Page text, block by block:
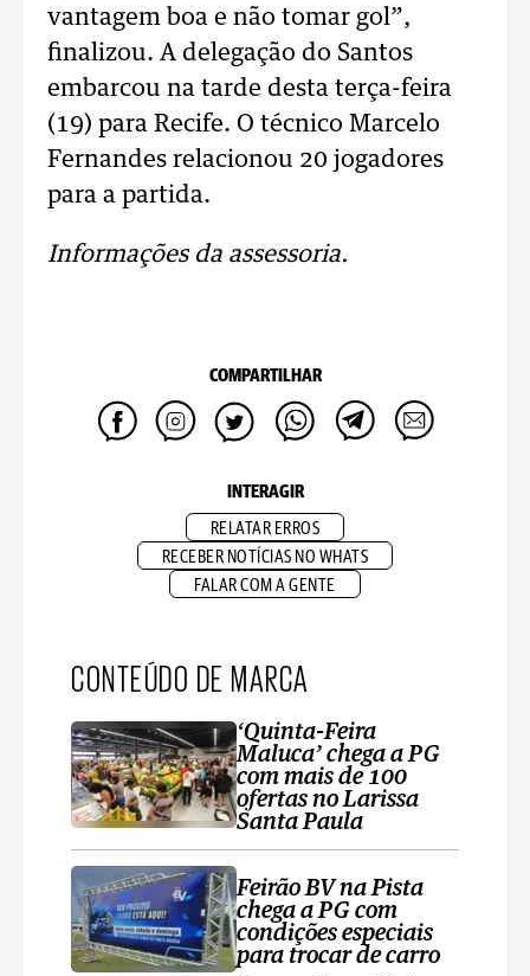
vantagem boa e não tomar gol”,
finalizou. A delegação do Santos
embarcou na tarde desta terça-feira
(19) para Recife. O técnico Marcelo
Fernandes relacionou 20 jogadores
para a partida.
Informações da assessoria.
COMPARTILHAR
INTERAGIR
RELATAR ERROS
RECEBER NOTÍCIAS NO WHATS
FALAR COM A GENTE
CONTEÚDO DE MARCA
‘Quinta-Feira
Maluca’ chega a PG
com mais de 100
ofertas no Larissa
Santa Paula
Feirão BV na Pista
chega a PG com
condições especiais
para trocar de carro